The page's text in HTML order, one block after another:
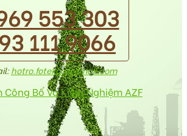
553 303
111 9066
hotro.fotekco@gmail.com
Công Bố Và Kiểm Nghiệm AZF